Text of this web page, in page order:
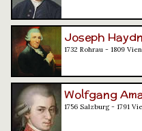
Joseph Haydn
1732 Rohrau - 1809
Wolfgang
1756 Salzburg - 1791